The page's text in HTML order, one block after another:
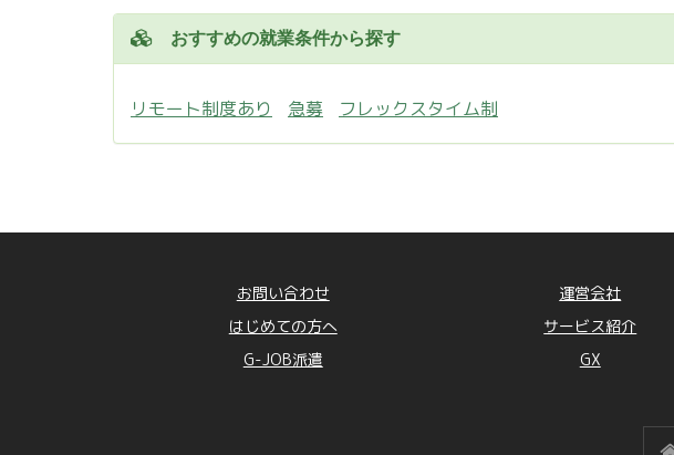
おすすめの就業条件から探す
リモート制度あり 急募 フレックスタイム制
お問い合わせ 運営会社
はじめての方へ
サービス紹介
G-JOB派遣
GX